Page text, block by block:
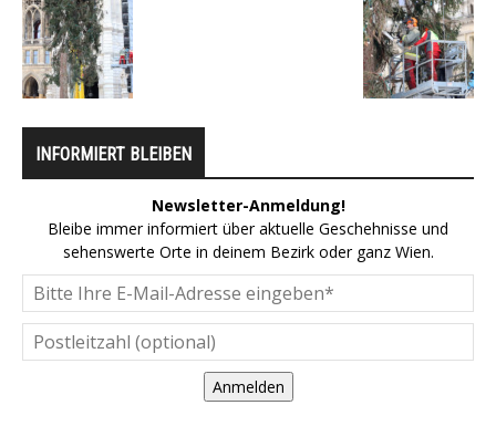
INFORMIERT BLEIBEN
Newsletter-Anmeldung!
Bleibe immer informiert über aktuelle Geschehnisse und
sehenswerte Orte in deinem Bezirk oder ganz Wien.
Anmelden